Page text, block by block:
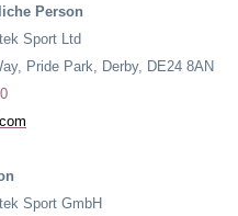
Person
Sport Ltd
Pride Park, Derby, DE24 8AN
Sport GmbH